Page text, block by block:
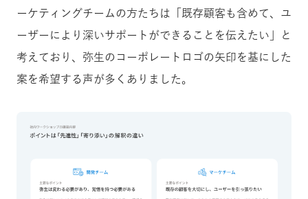
ーケティングチームの方たちは「既存顧客も含めて、ユ
ーザーにより深いサポートができることを伝えたい」と
考えており、弥生のコーポレートロゴの矢印を基にした
案を希望する声が多くありました。